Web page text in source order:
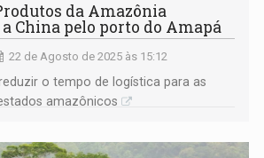
da Amazônia
China pelo porto do Amapá
22 de Agosto de 2025 às 15:12
o tempo de logística para as
amazônicos